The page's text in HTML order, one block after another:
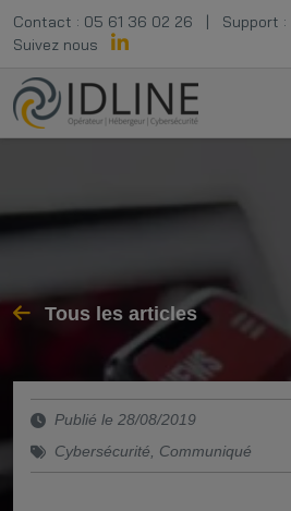
Contact : 05 61 36 02 26 | Support :
Suivez nous
Tous les articles
Publié le 28/08/2019
Cybersécurité
Communiqué